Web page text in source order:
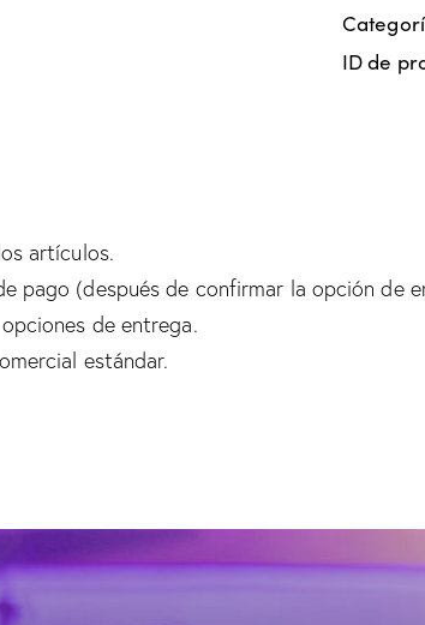
ID de
artículos.
pago (después de confirmar la opción de
de entrega.
estándar.